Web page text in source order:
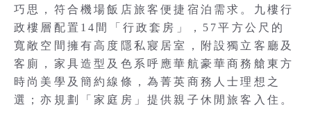
巧思，符合機場飯店旅客便捷宿泊需求。九樓行
政樓層配置14間「行政套房」，57平方公尺的
寬敞空間擁有高度隱私寢居室，附設獨立客廳及
客廁，家具造型及色系呼應華航豪華商務艙東方
時尚美學及簡約線條，為菁英商務人士理想之
選；亦規劃「家庭房」提供親子休閒旅客入住。